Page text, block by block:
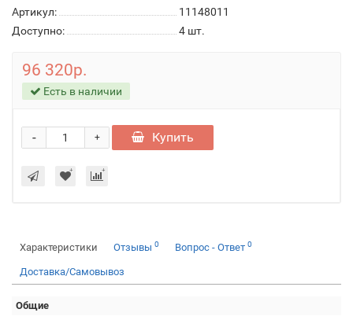
Артикул:
11148011
Доступно:
4 шт.
96 320р.
Есть в наличии
+
- Купить
Характеристики Отзывы 0 Вопрос - Ответ 0
Доставка/Самовывоз
Общие